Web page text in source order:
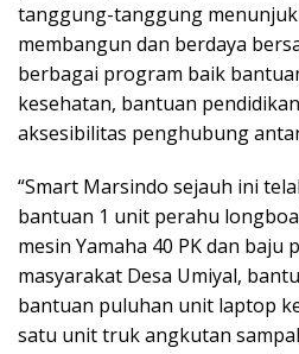
tanggung-tanggung
membangun dan berdaya
berbagai program baik
kesehatan, bantuan
aksesibilitas penghubung
“Smart Marsindo sejauh ini
bantuan 1 unit perahu
mesin Yamaha 40 PK dan baju
masyarakat Desa Umiyal,
bantuan puluhan unit laptop
satu unit truk angkutan